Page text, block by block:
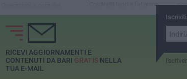
Servizio fitosanitario della
Regione Puglia e l’ARIF
Coldiretti lancia l'allarme:
«Intervenire»
RICEVI AGGIORNAMENTI E
CONTENUTI DA BARI GRATISNELLA
TUA E-MAIL